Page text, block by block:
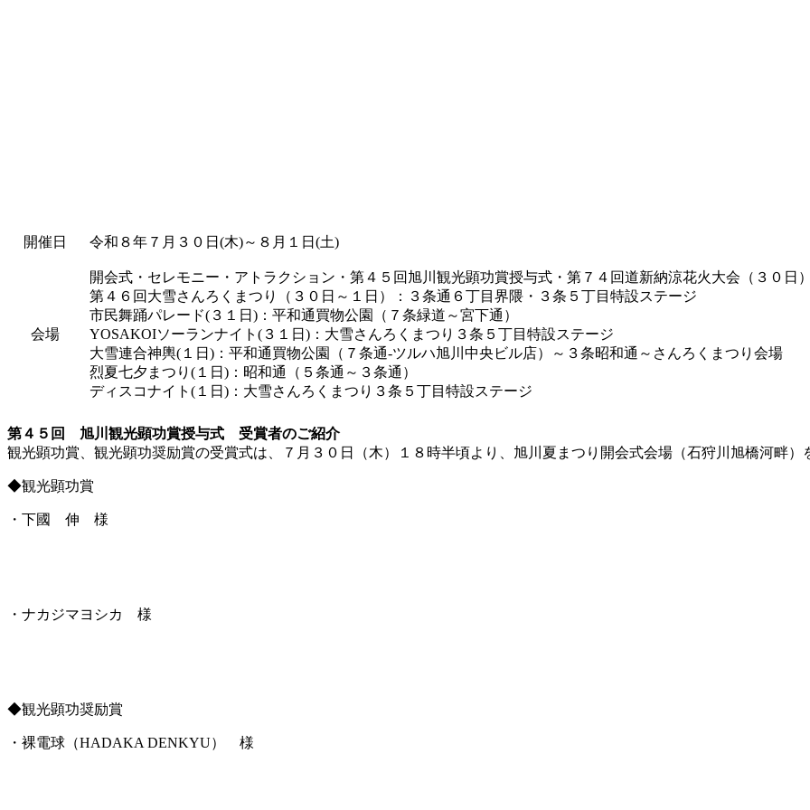
開催日 令和８年７月３０日(木)～８月１日(土)
会場
開会式・セレモニー・アトラクション・第４５回旭川観光顕功賞授与式・第７４回道新納涼花火大会（３０日
第４６回大雪さんろくまつり（３０日～１日）：３条通６丁目界隈・３条５丁目特設ステージ
市民舞踊パレード(３１日)：平和通買物公園（７条緑道～宮下通）
YOSAKOIソーランナイト(３１日)：大雪さんろくまつり３条５丁目特設ステージ
大雪連合神輿(１日)：平和通買物公園（７条通-ツルハ旭川中央ビル店）～３条昭和通～さんろくまつり会場
烈夏七夕まつり(１日)：昭和通（５条通～３条通）
ディスコナイト(１日)：大雪さんろくまつり３条５丁目特設ステージ
第４５回 旭川観光顕功賞授与式 受賞者のご紹介
観光顕功賞、観光顕功奨励賞の受賞式は、７月３０日（木）１８時半頃より、旭川夏まつり開会式会場（石狩川旭橋河畔）
◆観光顕功賞
・下國 伸 様
・ナカジマヨシカ 様
◆観光顕功奨励賞
・裸電球（HADAKA DENKYU） 様